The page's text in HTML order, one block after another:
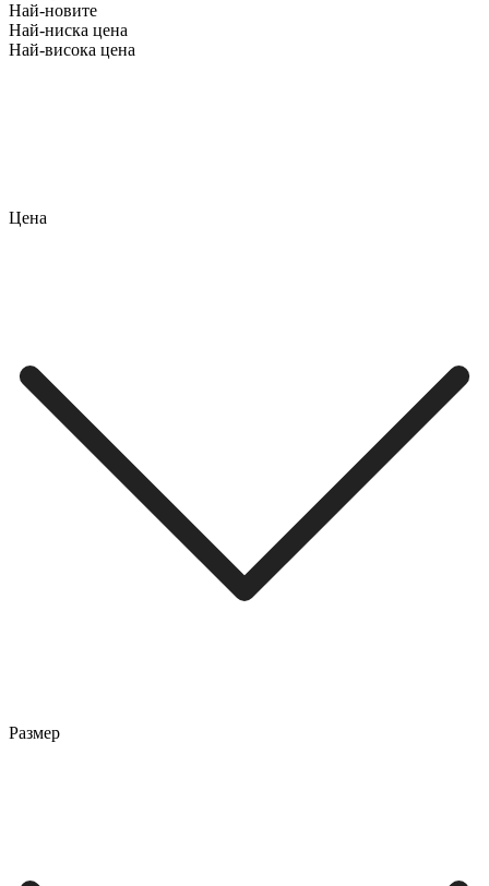
Най-новите
Най-ниска цена
Най-висока цена
Цена
Размер